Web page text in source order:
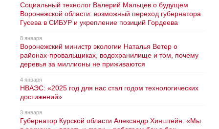
Социальный технолог Валерий Мальцев о будущем
Воронежской области: возможный переход губернатора
Гусева в СИБУР и укрепление позиций Гордеева
8 января
Воронежский министр экологии Наталья Ветер о
районах-провальщиках, водохранилище и том, почему
деревья за миллионы не приживаются
4 января
НВАЭС: «2025 год для нас стал годом технологических
достижений»
3 января
Губернатор Курской области Александр Хинштейн: «Мы